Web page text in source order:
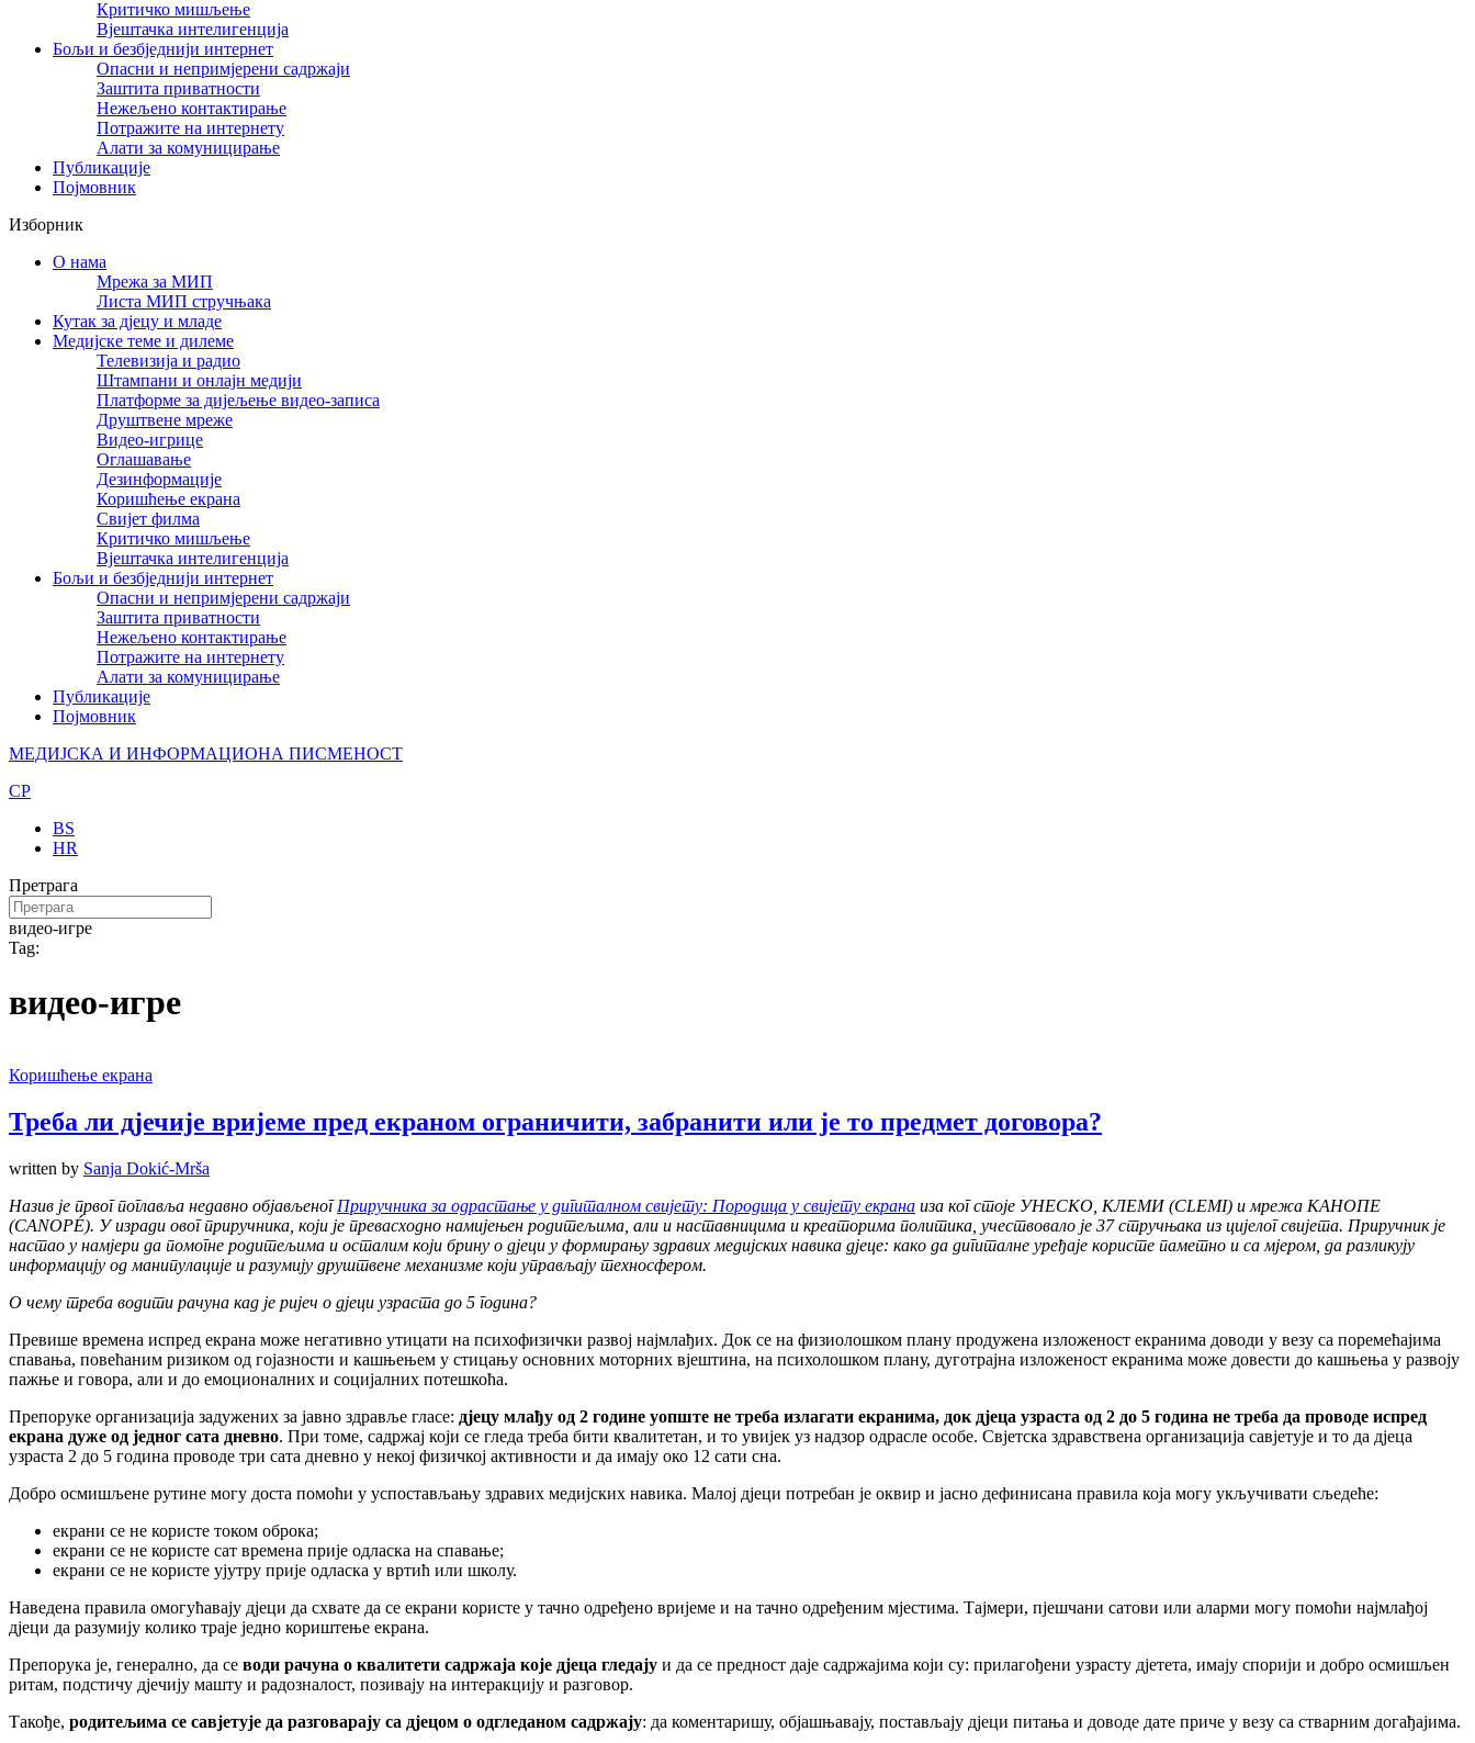
Критичко мишљење
Вјештачка интелигенција
Бољи и безбједнији интернет
Опасни и непримјерени садржаји
Заштита приватности
Нежељено контактирање
Потражите на интернету
Алати за комуницирање
Публикације
Појмовник
Изборник
О нама
Мрежа за МИП
Листа МИП стручњака
Кутак за дјецу и младе
Медијске теме и дилеме
Телевизија и радио
Штампани и онлајн медији
Платформе за дијељење видео-записа
Друштвене мреже
Видео-игрице
Оглашавање
Дезинформације
Коришћење екрана
Свијет филма
Критичко мишљење
Вјештачка интелигенција
Бољи и безбједнији интернет
Опасни и непримјерени садржаји
Заштита приватности
Нежељено контактирање
Потражите на интернету
Алати за комуницирање
Публикације
Појмовник
МЕДИЈСКА И ИНФОРМАЦИОНА ПИСМЕНОСТ
CP
BS
HR
Претрага
видео-игре
Tag:
видео-игре
Коришћење екрана
Треба ли дјечије вријеме пред екраном ограничити, забранити или је то предмет договора?
written by Sanja Dokić-Mrša
Назив је првог поглавља недавно објављеногПриручника за одрастање у дигиталном свијету: Породица у свијету екрана иза ког стоје УНЕСKО, КЛЕМИ(CLEMI) и мрежа КАНОПЕ
(CANOPÉ). У изради овог приручника, који је превасходно намијењен родитељима, али и наставницима и креаторима политика, учествовало је 37 стручњака из цијелог свијета. Приручник је
настао у намјери да помогне родитељима и осталим који брину о дјеци у формирању здравих медијских навика дјеце: како да дигиталне уређаје користе паметно и са мјером, да разликују
информацију од манипулације и разумију друштвене механизме који управљају техносфером.
О чему треба водити рачуна кад је ријеч о дјеци узраста до 5 година?
Превише времена испред екрана може негативно утицати на психофизички развој најмлађих. Док се на физиолошком плану продужена изложеност екранима доводи у везу са поремећајима
спавања, повећаним ризиком од гојазности и кашњењем у стицању основних моторних вјештина, на психолошком плану, дуготрајна изложеност екранима може довести до кашњења у развоју
пажње и говора, али и до емоционалних и социјалних потешкоћа.
Препоруке организација задужених за јавно здравље гласе: дјецу млађу од 2 године уопште не треба излагати екранима, док дјеца узраста од 2 до 5 година не треба да проводе испред
екрана дуже од једног сата дневно. При томе, садржај који се гледа треба бити квалитетан, и то увијек уз надзор одрасле особе. Свјетска здравствена организација савјетује и то да дјеца
узраста 2 до 5 година проводе три сата дневно у некој физичкој активности и да имају око 12 сати сна.
Добро осмишљене рутине могу доста помоћи у успостављању здравих медијских навика. Малој дјеци потребан је оквир и јасно дефинисана правила која могу укључивати сљедеће:
екрани се не користе током оброка;
екрани се не користе сат времена прије одласка на спавање;
екрани се не користе ујутру прије одласка у вртић или школу.
Наведена правила омогућавају дјеци да схвате да се екрани користе у тачно одређено вријеме и на тачно одређеним мјестима. Тајмери, пјешчани сатови или аларми могу помоћи најмлађој
дјеци да разумију колико траје једно кориштење екрана.
Препорука је, генерално, да се води рачуна о квалитети садржаја које дјеца гледају и да се предност даје садржајима који су: прилагођени узрасту дјетета, имају спорији и добро осмишљен
ритам, подстичу дјечију машту и радозналост, позивају на интеракцију и разговор.
Такође, родитељима се савјетује да разговарају са дјецом о одгледаном садржају: да коментаришу, објашњавају, постављају дјеци питања и доводе дате приче у везу са стварним догађајима.